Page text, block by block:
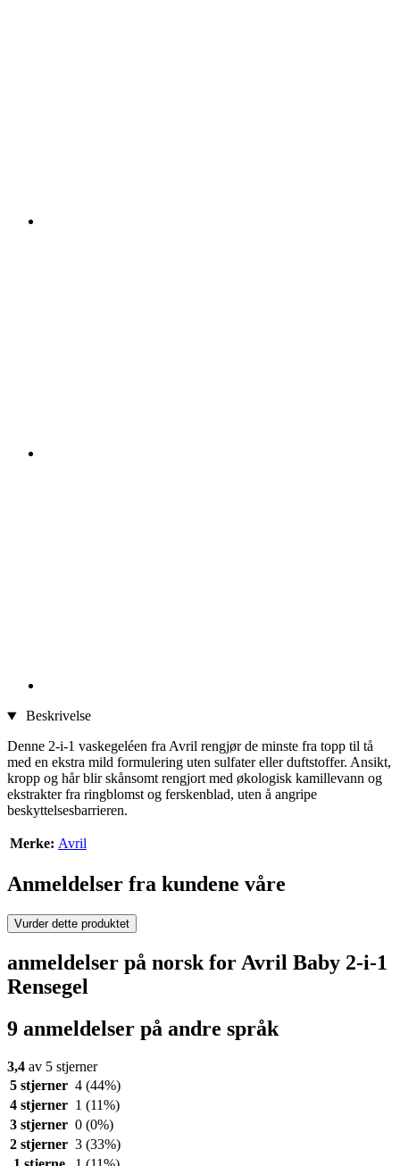
Beskrivelse
Denne 2-i-1 vaskegeléen fra Avril rengjør de minste fra topp til tå
med en ekstra mild formulering uten sulfater eller duftstoffer. Ansikt,
kropp og hår blir skånsomt rengjort med økologisk kamillevann og
ekstrakter fra ringblomst og ferskenblad, uten å angripe
beskyttelsesbarrieren.
Merke: Avril
Anmeldelser fra kundene våre
Vurder dette produktet
anmeldelser på norsk for Avril Baby 2-i-1
Rensegel
9 anmeldelser på andre språk
3,4 av 5 stjerner
5 stjerner 4 (44%)
4 stjerner 1 (11%)
3 stjerner 0 (0%)
2 stjerner 3 (33%)